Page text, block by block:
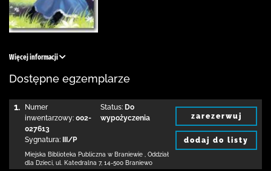
Więcej informacji
Dostępne egzemplarze
1.
Numer
inwentarzowy: 002-
027613
Sygnatura:
III/P
Status: Do
wypożyczenia
Miejska Biblioteka Publiczna w Braniewie
Oddział
dla Dzieci, ul. Katedralna 7, 14-500 Braniewo
zarezerwuj
dodaj do listy